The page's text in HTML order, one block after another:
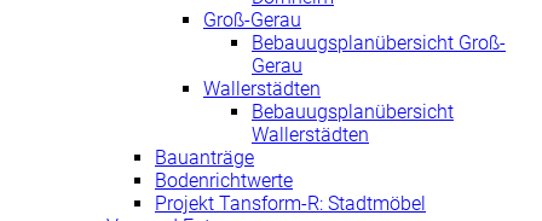
Groß-Gerau
Bebauugsplanübersicht Groß-
Gerau
Wallerstädten
Bebauugsplanübersicht
Wallerstädten
Bauanträge
Bodenrichtwerte
Projekt Tansform-R: Stadtmöbel